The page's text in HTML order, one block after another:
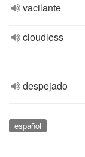
vacilante
cloudless
despejado
español